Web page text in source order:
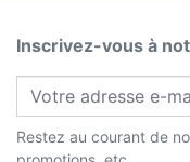
Inscrivez-vous à
Restez au courant de